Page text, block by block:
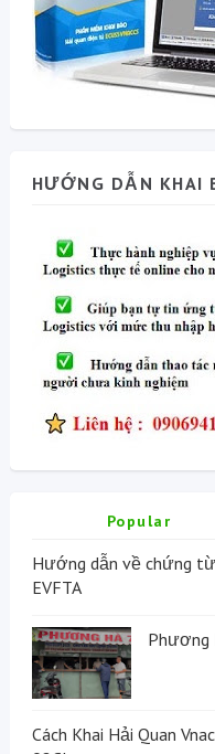
HƯỚNG DẪN KHAI
Popular
Hướng dẫn về chứng
EVFTA
Phương
Cách Khai Hải Quan